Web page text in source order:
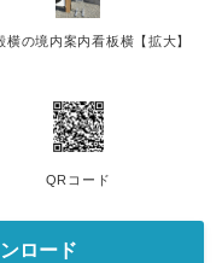
横の境内案内看板横【拡大】
QRコード
ロード